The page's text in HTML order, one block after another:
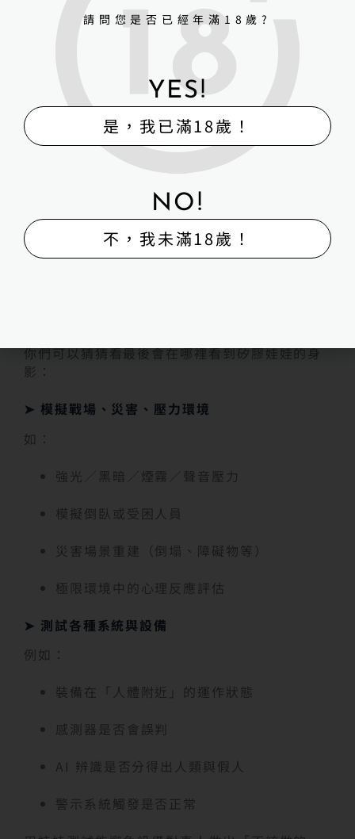
雷達、定位系統調校
槍械、防護裝備配掛
戰場、災害情境還原
耐久測試、誤觸發測試
只要是「不能一直用真人測」的場景，矽膠娃娃
三、戰場抗壓館在做什麼？
你們可以猜猜看最後會在哪裡看到矽膠娃娃的身
影：
➤ 模擬戰場、災害、壓力環境
如：
強光／黑暗／煙霧／聲音壓力
模擬倒臥或受困人員
災害場景重建（倒塌、障礙物等）
極限環境中的心理反應評估
➤ 測試各種系統與設備
例如：
裝備在「人體附近」的運作狀態
感測器是否會誤判
AI 辨識是否分得出人類與假人
警示系統觸發是否正常
請問您是否已經年滿18歲?
YES!
是，我已滿18歲！
NO!
不，我未滿18歲！